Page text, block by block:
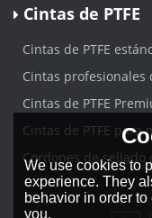
Cintas de PTFE
Cintas de PTFE
Cintas profesionales
Cintas de PTFE
Cintas de PTFE
Cordones de sellado
We use cookies to
experience. They
behavior in order
you.